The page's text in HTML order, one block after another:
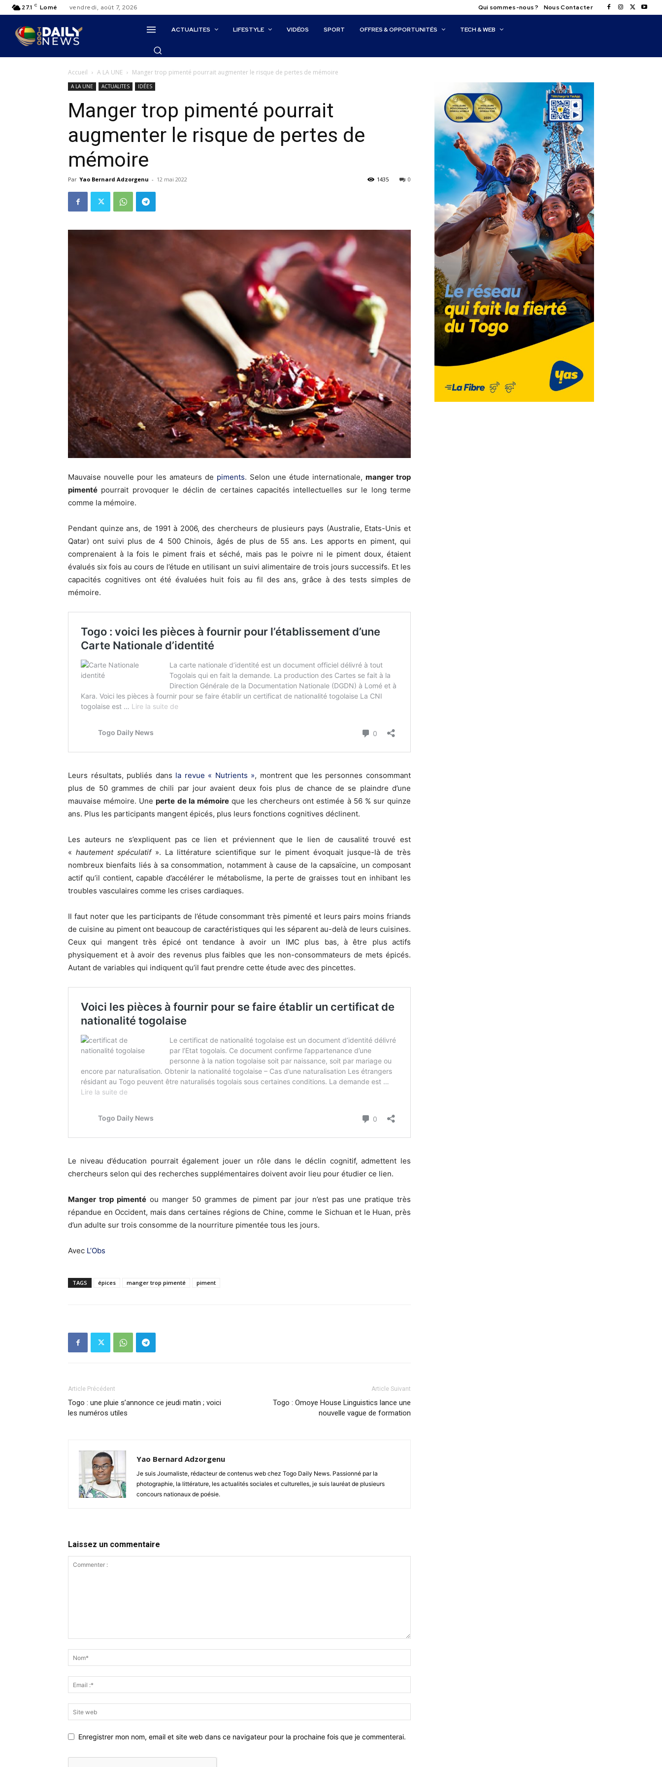
27.1 C Lomé vendredi, août 7, 2026 Qui sommes-nous ? Nous Contacter
ACTUALITES LIFESTYLE VIDÉOS SPORT OFFRES & OPPORTUNITÉS TECH & WEB
Accueil A LA UNE Manger trop pimenté pourrait augmenter le risque de pertes de mémoire
A LA UNE ACTUALITES IDÉES
Manger trop pimenté pourrait
augmenter le risque de pertes de
mémoire
Par Yao Bernard Adzorgenu - 12 mai 2022 0
1435
Mauvaise nouvelle pour les amateurs de piments. Selon une étude internationale, manger trop
pimenté pourrait provoquer le déclin de certaines capacités intellectuelles sur le long terme
comme la mémoire.
Pendant quinze ans, de 1991 à 2006, des chercheurs de plusieurs pays (Australie, Etats-Unis et
Qatar) ont suivi plus de 4 500 Chinois, âgés de plus de 55 ans. Les apports en piment, qui
comprenaient à la fois le piment frais et séché, mais pas le poivre ni le piment doux, étaient
évalués six fois au cours de l’étude en utilisant un suivi alimentaire de trois jours successifs. Et les
capacités cognitives ont été évaluées huit fois au fil des ans, grâce à des tests simples de
mémoire.
Leurs résultats, publiés dans la revue « Nutrients », montrent que les personnes consommant
plus de 50 grammes de chili par jour avaient deux fois plus de chance de se plaindre d’une
mauvaise mémoire. Uneperte de la mémoireque les chercheurs ont estimée à 56 % sur quinze
ans. Plus les participants mangent épicés, plus leurs fonctions cognitives déclinent.
Les auteurs ne s’expliquent pas ce lien et préviennent que le lien de causalité trouvé est
« hautement spéculatif». La littérature scientifique sur le piment évoquait jusque-là de très
nombreux bienfaits liés à sa consommation, notamment à cause de la capsaïcine, un composant
actif qu’il contient, capable d’accélérer le métabolisme, la perte de graisses tout en inhibant les
troubles vasculaires comme les crises cardiaques.
Il faut noter que les participants de l’étude consommant très pimenté et leurs pairs moins friands
de cuisine au piment ont beaucoup de caractéristiques qui les séparent au-delà de leurs cuisines.
Ceux qui mangent très épicé ont tendance à avoir un IMC plus bas, à être plus actifs
physiquement et à avoir des revenus plus faibles que les non-consommateurs de mets épicés.
Autant de variables qui indiquent qu’il faut prendre cette étude avec des pincettes.
Le niveau d’éducation pourrait également jouer un rôle dans le déclin cognitif, admettent les
chercheurs selon qui des recherches supplémentaires doivent avoir lieu pour étudier ce lien.
Manger trop pimenté ou manger 50 grammes de piment par jour n’est pas une pratique très
répandue en Occident, mais dans certaines régions de Chine, comme le Sichuan et le Huan, près
d’un adulte sur trois consomme de la nourriture pimentée tous les jours.
Avec L’Obs
TAGS épices manger trop pimenté piment
Article Précédent
Togo : une pluie s’annonce ce jeudi matin ; voici
les numéros utiles
Article Suivant
Togo : Omoye House Linguistics lance une
nouvelle vague de formation
Yao Bernard Adzorgenu
Je suis Journaliste, rédacteur de contenus web chez Togo Daily News. Passionné par la
photographie, la littérature, les actualités sociales et culturelles, je suis lauréat de plusieurs
concours nationaux de poésie.
Laissez un commentaire
Enregistrer mon nom, email et site web dans ce navigateur pour la prochaine fois que je commenterai.